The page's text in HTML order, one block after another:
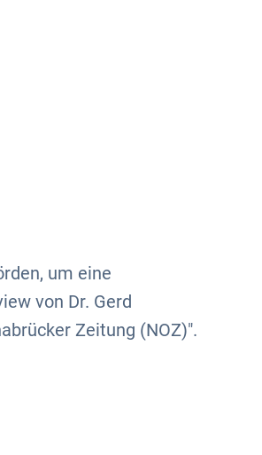
um eine
von Dr. Gerd
Zeitung (NOZ)".